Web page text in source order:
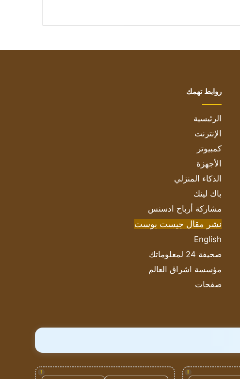
روابط تهمك
الرئيسية
الإنترنت
كمبيوتر
الأجهزة
الذكاء المنزلي
باك لينك
مشاركة أرباح ادسنس
نشر مقال جيست بوست
English
صحيفة 24 لمعلوماتك
مؤسسة اشراق العالم
صفحات
!
!